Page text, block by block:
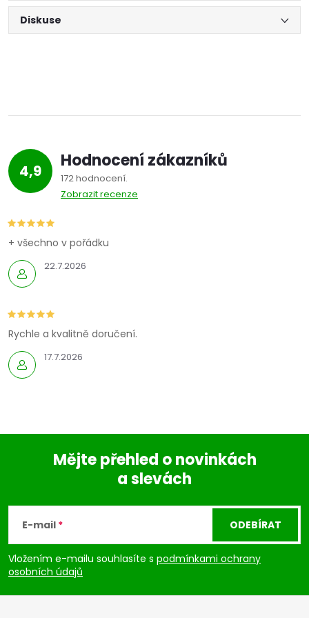
Diskuse
4,9 Hodnocení zákazníků
172 hodnocení
Zobrazit recenze
22.7.2026
+ všechno v pořádku
17.7.2026
Rychle a kvalitně doručení.
p
a
Mějte přehled o novinkách
a slevách
E-mail
Vložením e-mailu souhlasíte s podmínkami ochrany
osobních údajů
ODEBÍRAT